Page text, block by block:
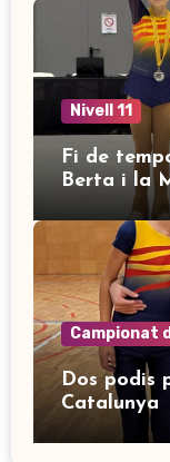
Nivell 11
Fi de
Berta i la
Campionat
Dos podis
Catalunya